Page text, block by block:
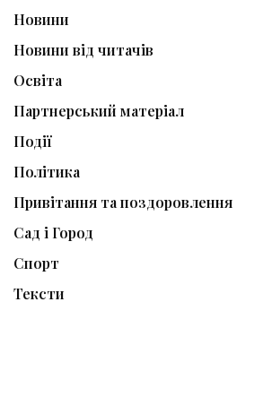
Новини
Новини від читачів
Освіта
Партнерський матеріал
Події
Політика
Привітання та поздоровлення
Сад і Город
Спорт
Тексти